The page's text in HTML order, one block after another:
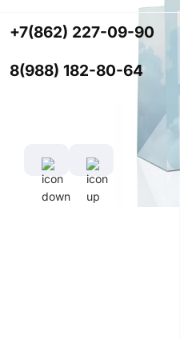
+7(862) 227-09-90
8(988) 182-80-64